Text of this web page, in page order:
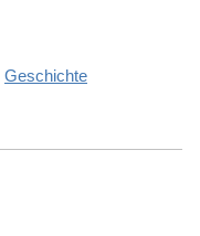
Geschichte